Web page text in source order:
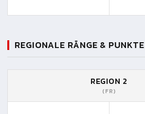
REGIONALE RÄNGE & PUNKTE
REGION 2
(FR)